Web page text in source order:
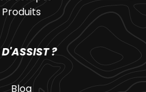
Produits
?
Blog